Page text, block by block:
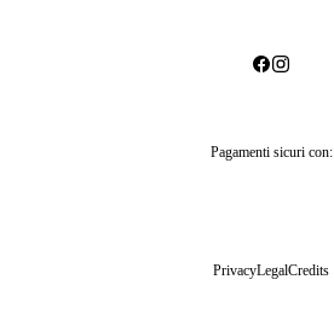
Pagamenti sicuri con:
PrivacyLegalCredits